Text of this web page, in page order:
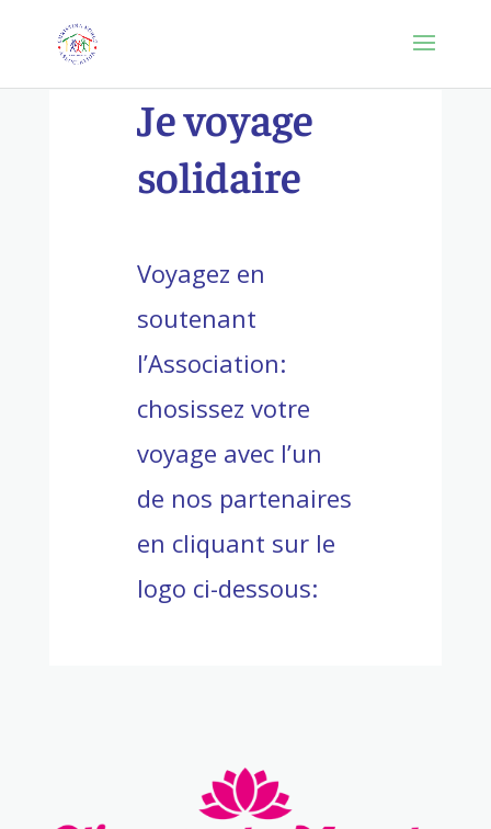
Je voyage
solidaire
Voyagez en
soutenant
l’Association:
chosissez votre
voyage avec l’un
de nos partenaires
en cliquant sur le
logo ci-dessous: